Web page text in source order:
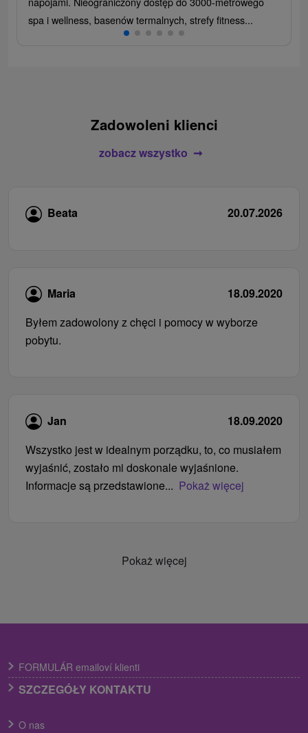
spa i wellness, basenów termalnych, strefy fitness...
Zadowoleni klienci
zobacz wszystko
Beata 20.07.2026
Maria
18.09.2020
Byłem zadowolony z chęci i pomocy w wyborze
pobytu.
Jan
18.09.2020
Wszystko jest w idealnym porządku, to, co musiałem
wyjaśnić, zostało mi doskonale wyjaśnione.
Informacje są przedstawione... Pokaż więcej
Pokaż więcej
FORMULÁR emailoví klienti
SZCZEGÓŁY KONTAKTU
O nas